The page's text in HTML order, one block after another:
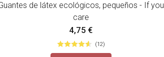
de látex ecológicos, pequeños - If you
care
4,75 €
(12)